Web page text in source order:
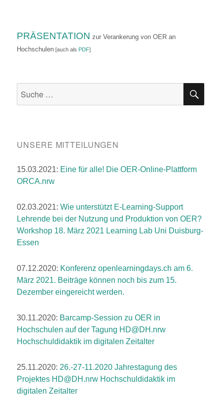
PRÄSENTATION zur Verankerung von OER an
Hochschulen [auch als PDF]
nach:
UNSERE MITTEILUNGEN
15.03.2021: Eine für alle! Die OER-Online-Plattform
ORCA.nrw
02.03.2021:Wie unterstützt E-Learning-Support
Lehrende bei der Nutzung und Produktion von OER?
Workshop 18. März 2021 Learning Lab Uni Duisburg-
Essen
07.12.2020: Konferenzopenlearningdays.ch am 6.
März 2021. Beiträge können noch bis zum 15.
Dezember eingereicht werden.
30.11.2020: Barcamp-Session zu OER in
Hochschulen auf der Tagung HD@DH.nrw
Hochschuldidaktik im digitalen Zeitalter
25.11.2020: 26.-27-11.2020 Jahrestagung des
Projektes HD@DH.nrw Hochschuldidaktik im
digitalen Zeitalter